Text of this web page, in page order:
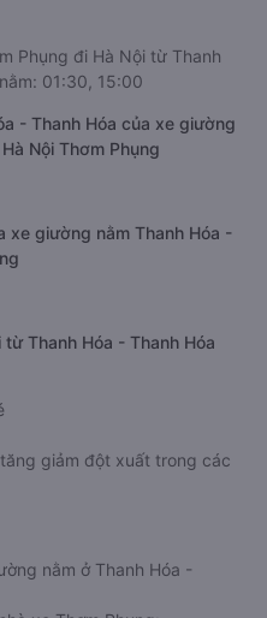
Phụng đi Hà Nội từ Thanh
01:30, 15:00
- Thanh Hóa của xe giường
Nội Thơm Phụng
xe giường nằm Thanh Hóa -
Thanh Hóa - Thanh Hóa
giảm đột xuất trong các
nằm ở Thanh Hóa -